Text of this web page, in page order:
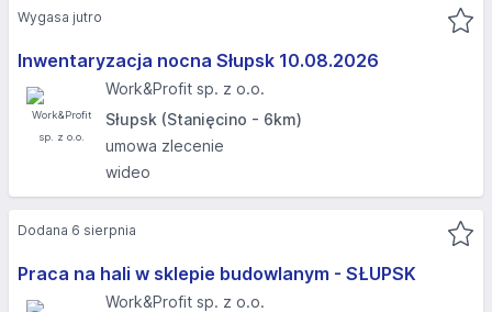
Inwentaryzacja nocna Słupsk 10.08.2026​
Work&Profit sp. z o.o.
Słupsk (Stanięcino - 6km)
umowa zlecenie
wideo
Wygasa jutro
Praca na hali w sklepie budowlanym - SŁUPSK​
Work&Profit sp. z o.o.
Dodana 6 sierpnia